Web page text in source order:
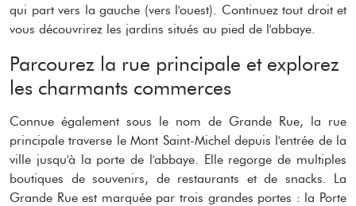
qui part vers la gauche (vers l'ouest). Continuez tout droit et
vous découvrirez les jardins situés au pied de l'abbaye.
Parcourez la rue principale et explorez
les charmants commerces
Connue également sous le nom de Grande Rue, la rue
principale traverse le Mont Saint-Michel depuis l'entrée de la
ville jusqu'à la porte de l'abbaye. Elle regorge de multiples
boutiques de souvenirs, de restaurants et de snacks. La
Grande Rue est marquée par trois grandes portes : la Porte